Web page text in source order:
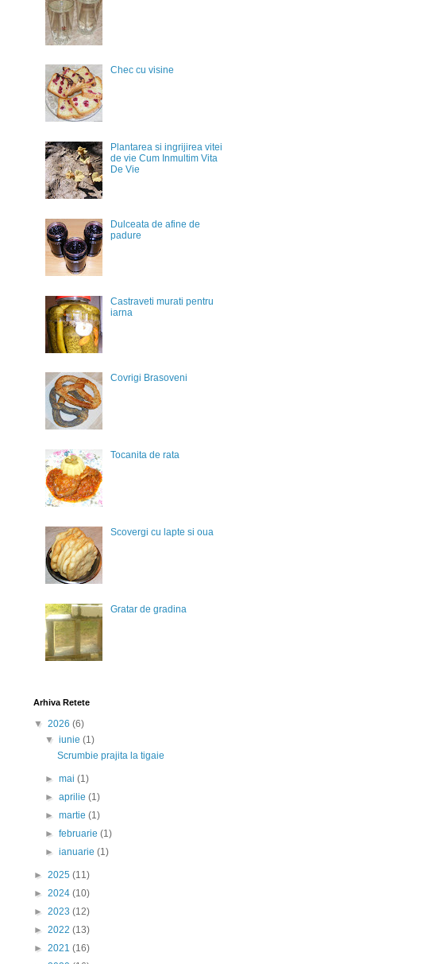
Chec cu visine
Plantarea si ingrijirea vitei
de vie Cum Inmultim Vita
De Vie
Dulceata de afine de
padure
Castraveti murati pentru
iarna
Covrigi Brasoveni
Tocanita de rata
Scovergi cu lapte si oua
Gratar de gradina
Arhiva Retete
▼ 2026 (6)
▼iunie(1)
Scrumbie prajita la tigaie
►mai(1)
►aprilie(1)
►martie(1)
►februarie(1)
►ianuarie(1)
► 2025 (11)
► 2024 (10)
► 2023 (12)
► 2022 (13)
► 2021 (16)